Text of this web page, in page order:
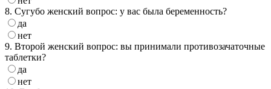
8. Сугубо женский вопрос: у вас была беременность?
да
нет
9. Второй женский вопрос: вы принимали противозачаточные
таблетки?
да
нет